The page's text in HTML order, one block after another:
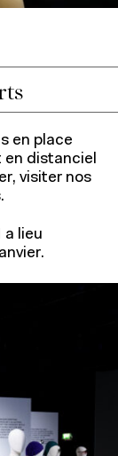
en place
en distanciel
visiter nos
a lieu